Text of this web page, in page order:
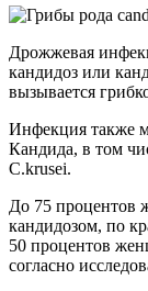
Дрожжевая
кандидоз или
вызывается
Инфекция также
Кандида, в том
C.krusei.
До 75 процентов
кандидозом, по
50 процентов
согласно